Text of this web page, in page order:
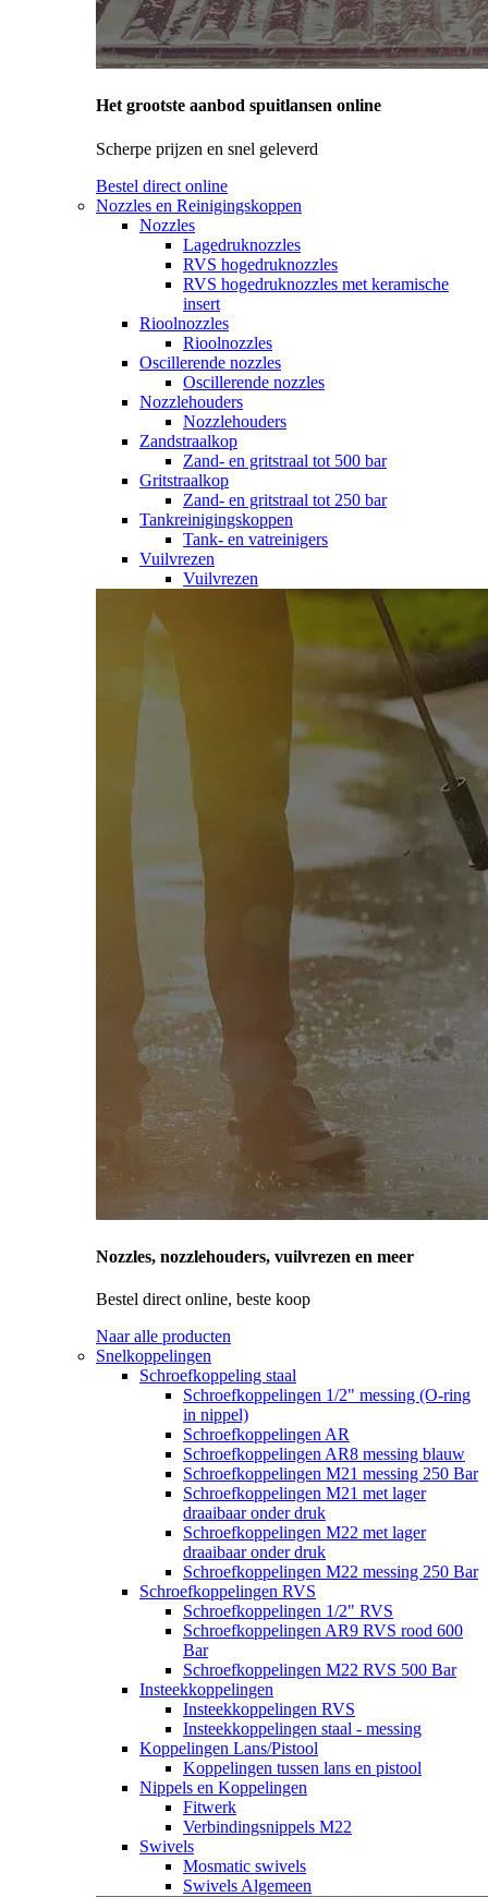
Het grootste aanbod spuitlansen online
Scherpe prijzen en snel geleverd
Bestel direct online
Nozzles en Reinigingskoppen
Nozzles
Lagedruknozzles
RVS hogedruknozzles
RVS hogedruknozzles met keramische
insert
Rioolnozzles
Rioolnozzles
Oscillerende nozzles
Oscillerende nozzles
Nozzlehouders
Nozzlehouders
Zandstraalkop
Zand- en gritstraal tot 500 bar
Gritstraalkop
Zand- en gritstraal tot 250 bar
Tankreinigingskoppen
Tank- en vatreinigers
Vuilvrezen
Vuilvrezen
Nozzles, nozzlehouders, vuilvrezen en meer
Bestel direct online, beste koop
Naar alle producten
Snelkoppelingen
Schroefkoppeling staal
Schroefkoppelingen 1/2" messing (O-ring
in nippel)
Schroefkoppelingen AR
Schroefkoppelingen AR8 messing blauw
Schroefkoppelingen M21 messing 250 Bar
Schroefkoppelingen M21 met lager
draaibaar onder druk
Schroefkoppelingen M22 met lager
draaibaar onder druk
Schroefkoppelingen M22 messing 250 Bar
Schroefkoppelingen RVS
Schroefkoppelingen 1/2" RVS
Schroefkoppelingen AR9 RVS rood 600
Bar
Schroefkoppelingen M22 RVS 500 Bar
Insteekkoppelingen
Insteekkoppelingen RVS
Insteekkoppelingen staal - messing
Koppelingen Lans/Pistool
Koppelingen tussen lans en pistool
Nippels en Koppelingen
Fitwerk
Verbindingsnippels M22
Swivels
Mosmatic swivels
Swivels Algemeen